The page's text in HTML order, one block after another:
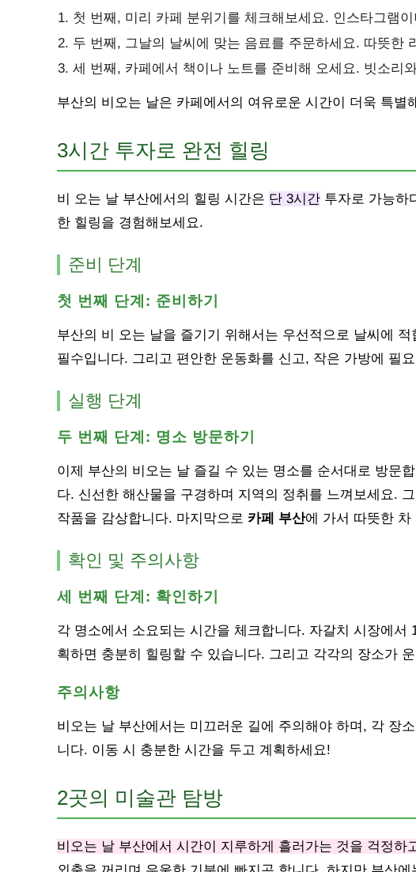
첫 번째, 미리 카페 분위기를 체크해보세요. 인스타그램
두 번째, 그날의 날씨에 맞는 음료를 주문하세요. 따뜻한
세 번째, 카페에서 책이나 노트를 준비해 오세요. 빗소리
부산의 비오는 날은 카페에서의 여유로운 시간이 더욱 특별
3시간 투자로 완전 힐링
비 오는 날 부산에서의 힐링 시간은 단 3시간 투자로 가능하
한 힐링을 경험해보세요.
준비 단계
첫 번째 단계: 준비하기
부산의 비 오는 날을 즐기기 위해서는 우선적으로 날씨에
필수입니다. 그리고 편안한 운동화를 신고, 작은 가방에 필
실행 단계
두 번째 단계: 명소 방문하기
이제 부산의 비오는 날 즐길 수 있는 명소를 순서대로 방문
다. 신선한 해산물을 구경하며 지역의 정취를 느껴보세요.
작품을 감상합니다. 마지막으로 카페 부산에 가서 따뜻한 차
확인 및 주의사항
세 번째 단계: 확인하기
각 명소에서 소요되는 시간을 체크합니다. 자갈치 시장에서
획하면 충분히 힐링할 수 있습니다. 그리고 각각의 장소가
주의사항
비오는 날 부산에서는 미끄러운 길에 주의해야 하며, 각 장
니다. 이동 시 충분한 시간을 두고 계획하세요!
2곳의 미술관 탐방
비오는 날 부산에서 시간이 지루하게 흘러가는 것을 걱정하